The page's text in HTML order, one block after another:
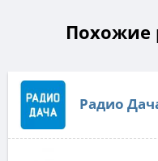
Похожие
Радио